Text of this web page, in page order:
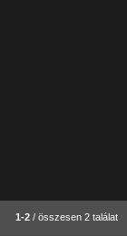
1-2 / összesen 2 találat